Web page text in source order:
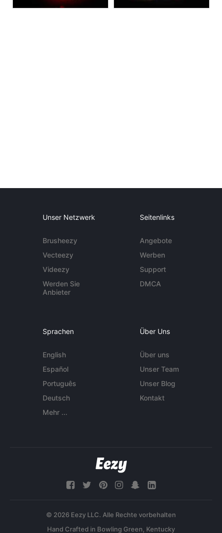
Unser Netzwerk
Brusheezy
Vecteezy
Videezy
Werden Sie
Anbieter
Seitenlinks
Angebote
Werben
Support
DMCA
Sprachen
English
Español
Português
Deutsch
Mehr ...
Über Uns
Über uns
Unser Team
Unser Blog
Kontakt
© 2026 Eezy LLC. Alle Rechte vorbehalten